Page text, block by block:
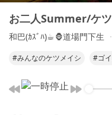
お二人Summer/ケ
和巴(ｶｽﾞﾊ)☕︎︎‎🦍道場門下生
#みんなのケツメイシ #ゴ